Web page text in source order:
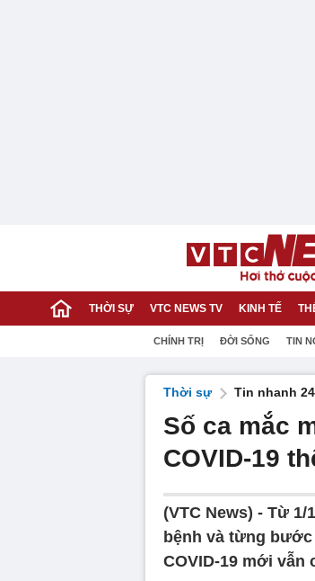
THỜI SỰ VTC NEWS TV KINH TẾ
CHÍNH TRỊ ĐỜI SỐNG TIN
Thời sự Tin nhanh
Số ca mắc
COVID-19
(VTC News) - Từ 1/
bệnh và từng
COVID-19 mới vẫn